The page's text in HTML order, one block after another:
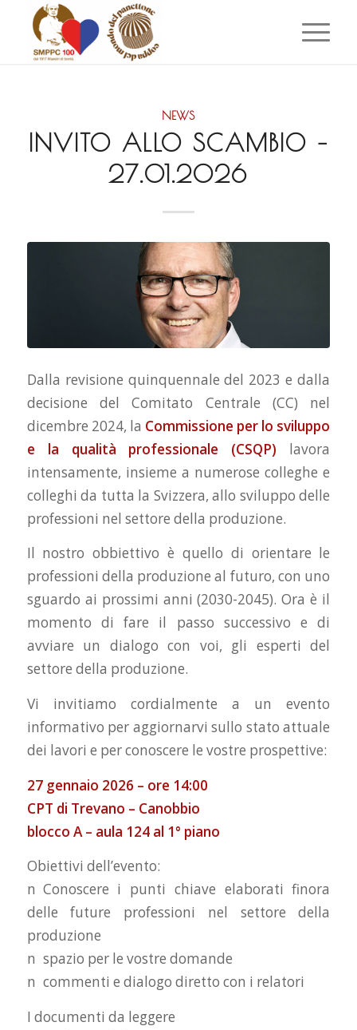
NEWS
INVITO ALLO SCAMBIO –
27.01.2026
Dalla revisione quinquennale del 2023 e dalla
decisione del Comitato Centrale (CC) nel
dicembre 2024, la Commissione per lo sviluppo
e la qualità professionale (CSQP) lavora
intensamente, insieme a numerose colleghe e
colleghi da tutta la Svizzera, allo sviluppo delle
professioni nel settore della produzione.
Il nostro obbiettivo è quello di orientare le
professioni della produzione al futuro, con uno
sguardo ai prossimi anni (2030-2045). Ora è il
momento di fare il passo successivo e di
avviare un dialogo con voi, gli esperti del
settore della produzione.
Vi invitiamo cordialmente a un evento
informativo per aggiornarvi sullo stato attuale
dei lavori e per conoscere le vostre prospettive:
27 gennaio 2026 – ore 14:00
CPT di Trevano – Canobbio
blocco A – aula 124 al 1° piano
Obiettivi dell’evento:
n Conoscere i punti chiave elaborati finora
delle future professioni nel settore della
produzione
n spazio per le vostre domande
n commenti e dialogo diretto con i relatori
I documenti da leggere